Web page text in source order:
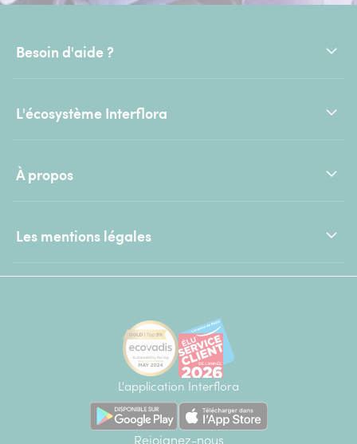
Besoin d'aide ?
L'écosystème Interflora
À propos
Les mentions légales
L'application Interflora
Rejoignez-nous